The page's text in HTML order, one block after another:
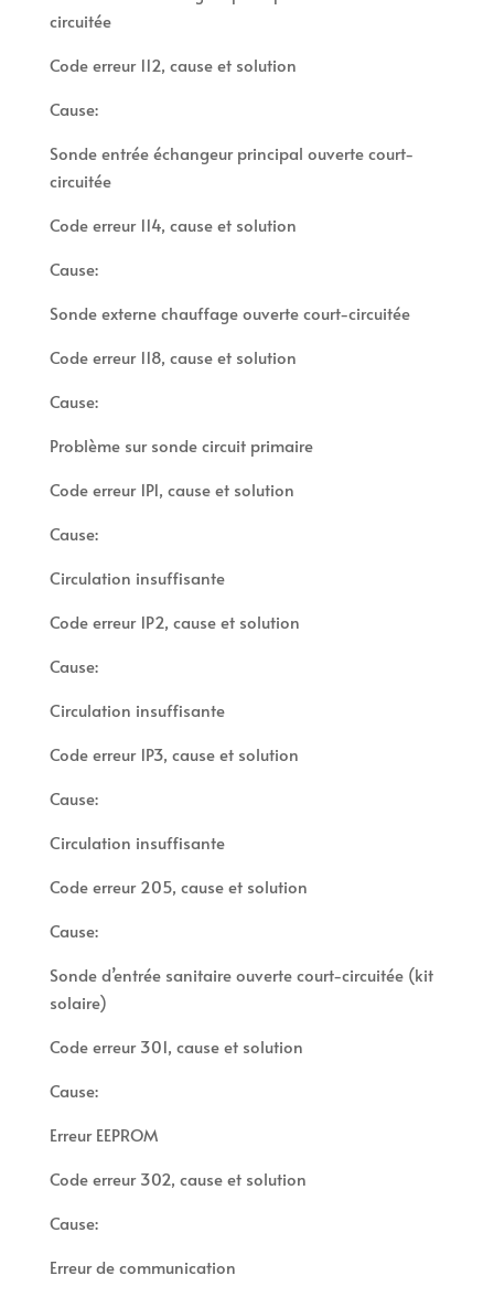
circuitée
Code erreur 112, cause et solution
Cause:
Sonde entrée échangeur principal ouverte court-
circuitée
Code erreur 114, cause et solution
Cause:
Sonde externe chauffage ouverte court-circuitée
Code erreur 118, cause et solution
Cause:
Problème sur sonde circuit primaire
Code erreur 1P1, cause et solution
Cause:
Circulation insuffisante
Code erreur 1P2, cause et solution
Cause:
Circulation insuffisante
Code erreur 1P3, cause et solution
Cause:
Circulation insuffisante
Code erreur 205, cause et solution
Cause:
Sonde d’entrée sanitaire ouverte court-circuitée (kit
solaire)
Code erreur 301, cause et solution
Cause:
Erreur EEPROM
Code erreur 302, cause et solution
Cause:
Erreur de communication